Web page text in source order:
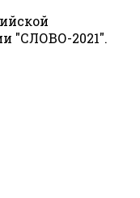
"СЛОВО-2021".